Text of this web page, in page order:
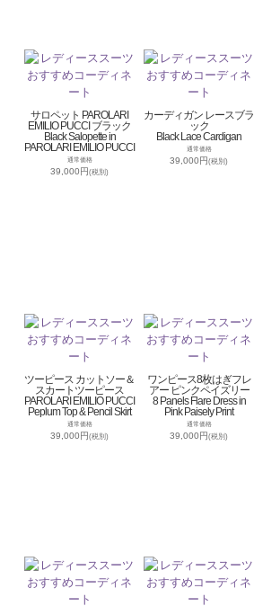
サロペット PAROLARI
EMILIO PUCCI ブラック
Black Salopette in
PAROLARI EMILIO PUCCI
通常価格
39,000円(税別)
カーディガン レースブラ
ック
Black Lace Cardigan
通常価格
39,000円(税別)
ツーピース カットソー＆
スカートツーピース
PAROLARI EMILIO PUCCI
Peplum Top & Pencil Skirt
通常価格
39,000円(税別)
ワンピース8枚はぎフレ
アー ピンクペイズリー
8 Panels Flare Dress in
Pink Paisely Print
通常価格
39,000円(税別)